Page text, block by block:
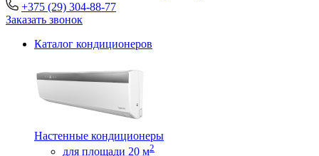
+375 (29) 304-88-77
Заказать звонок
Каталог кондиционеров
Настенные кондиционеры
для площади 20 м2